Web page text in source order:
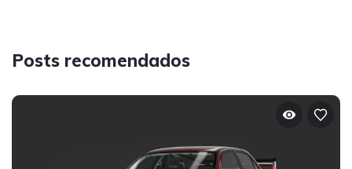
Posts recomendados